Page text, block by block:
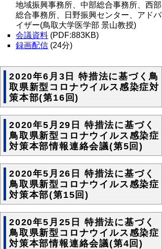
地域振興事務所、中部総合事務所、西部
総合事務所、日野振興センター、アドバ
イザー(鳥取大学医学部 景山教授)
会議資料 (PDF:883KB)
録画配信 (24分)
2020年6月3日 特措法に基づく鳥
取県新型コロナウイルス感染症対
策本部(第16回)
2020年5月29日 特措法に基づく
鳥取県新型コロナウイルス感染症
対策本部情報連絡会議(第5回)
2020年5月26日 特措法に基づく
鳥取県新型コロナウイルス感染症
対策本部(第15回)
2020年5月25日 特措法に基づく
鳥取県新型コロナウイルス感染症
対策本部情報連絡会議(第4回)